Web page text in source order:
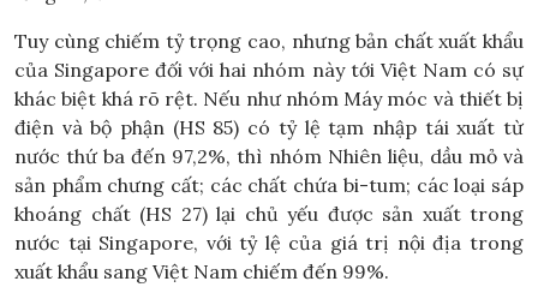
Tuy cùng chiếm tỷ trọng cao, nhưng bản chất xuất khẩu
của Singapore đối với hai nhóm này tới Việt Nam có sự
khác biệt khá rõ rệt. Nếu như nhóm Máy móc và thiết bị
điện và bộ phận (HS 85) có tỷ lệ tạm nhập tái xuất từ
nước thứ ba đến 97,2%, thì nhóm Nhiên liệu, dầu mỏ và
sản phẩm chưng cất; các chất chứa bi-tum; các loại sáp
khoáng chất (HS 27) lại chủ yếu được sản xuất trong
nước tại Singapore, với tỷ lệ của giá trị nội địa trong
xuất khẩu sang Việt Nam chiếm đến 99%.